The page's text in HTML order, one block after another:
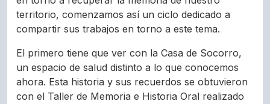
territorio, comenzamos así un ciclo dedicado a
compartir sus trabajos en torno a este tema.
El primero tiene que ver con la Casa de Socorro,
un espacio de salud distinto a lo que conocemos
ahora. Esta historia y sus recuerdos se obtuvieron
con el Taller de Memoria e Historia Oral realizado